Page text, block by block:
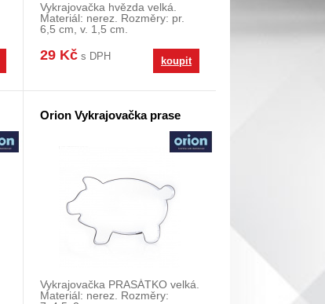
Vykrajovačka hvězda velká.
Materiál: nerez. Rozměry: pr.
6,5 cm, v. 1,5 cm.
29 Kč s DPH koupit
Orion Vykrajovačka prase
Vykrajovačka PRASÁTKO velká.
Materiál: nerez. Rozměry: